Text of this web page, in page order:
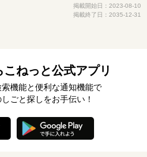
掲載開始日：2023-08-10
掲載終了日：2035-12-31
こねっと公式アプリ
索機能と便利な通知機能で
ごと探しをお手伝い！